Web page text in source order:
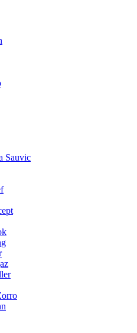
Sauvic